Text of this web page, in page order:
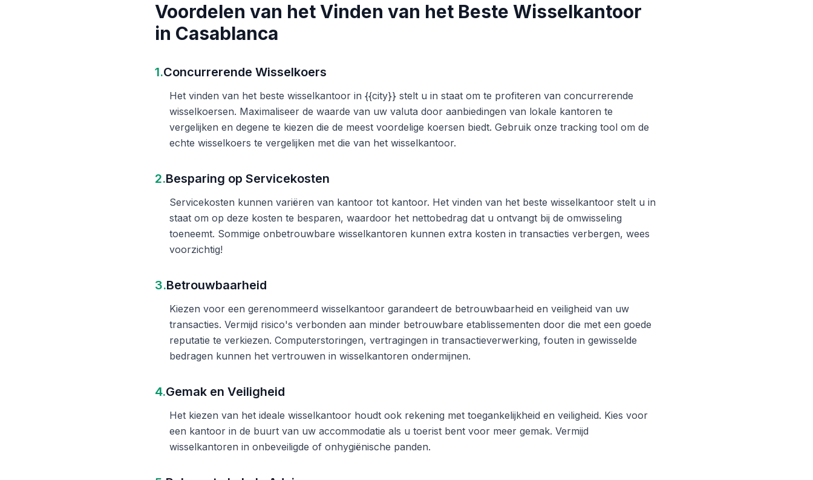
Voordelen van het Vinden van het Beste Wisselkantoor
in Casablanca
1.Concurrerende Wisselkoers
Het vinden van het beste wisselkantoor in {{city}} stelt u in staat om te profiteren van concurrerende
wisselkoersen. Maximaliseer de waarde van uw valuta door aanbiedingen van lokale kantoren te
vergelijken en degene te kiezen die de meest voordelige koersen biedt. Gebruik onze tracking tool om de
echte wisselkoers te vergelijken met die van het wisselkantoor.
2.Besparing op Servicekosten
Servicekosten kunnen variëren van kantoor tot kantoor. Het vinden van het beste wisselkantoor stelt u in
staat om op deze kosten te besparen, waardoor het nettobedrag dat u ontvangt bij de omwisseling
toeneemt. Sommige onbetrouwbare wisselkantoren kunnen extra kosten in transacties verbergen, wees
voorzichtig!
3.Betrouwbaarheid
Kiezen voor een gerenommeerd wisselkantoor garandeert de betrouwbaarheid en veiligheid van uw
transacties. Vermijd risico's verbonden aan minder betrouwbare etablissementen door die met een goede
reputatie te verkiezen. Computerstoringen, vertragingen in transactieverwerking, fouten in gewisselde
bedragen kunnen het vertrouwen in wisselkantoren ondermijnen.
4.Gemak en Veiligheid
Het kiezen van het ideale wisselkantoor houdt ook rekening met toegankelijkheid en veiligheid. Kies voor
een kantoor in de buurt van uw accommodatie als u toerist bent voor meer gemak. Vermijd
wisselkantoren in onbeveiligde of onhygiënische panden.